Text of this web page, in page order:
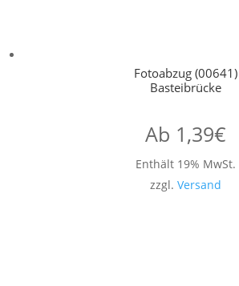
Fotoabzug (00641)
Basteibrücke
Ab 1,39€
Enthält 19% MwSt.
zzgl. Versand